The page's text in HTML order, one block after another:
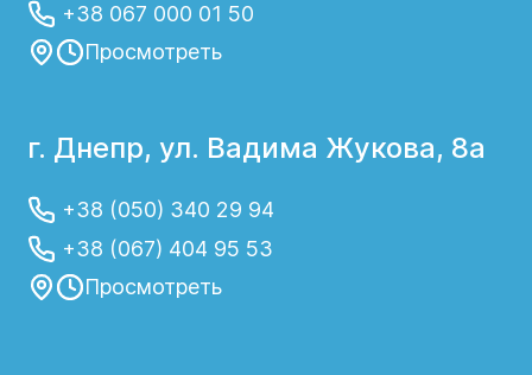
+38 067 000 01 50
Просмотреть
г. Днепр, ул. Вадима Жукова, 8а
+38 (050) 340 29 94
+38 (067) 404 95 53
Просмотреть